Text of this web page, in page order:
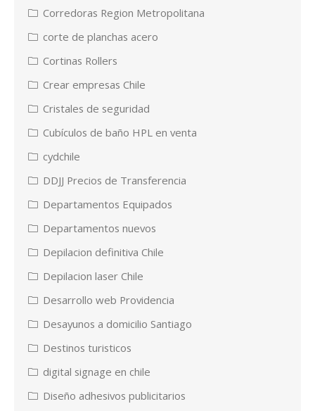
Corredoras Region Metropolitana
corte de planchas acero
Cortinas Rollers
Crear empresas Chile
Cristales de seguridad
Cubículos de baño HPL en venta
cydchile
DDJJ Precios de Transferencia
Departamentos Equipados
Departamentos nuevos
Depilacion definitiva Chile
Depilacion laser Chile
Desarrollo web Providencia
Desayunos a domicilio Santiago
Destinos turisticos
digital signage en chile
Diseño adhesivos publicitarios